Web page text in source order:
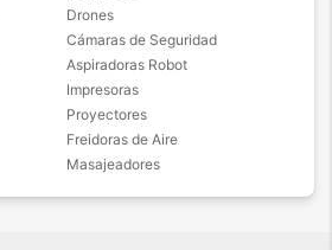
Drones
Cámaras de Seguridad
Aspiradoras Robot
Impresoras
Proyectores
Freidoras de Aire
Masajeadores